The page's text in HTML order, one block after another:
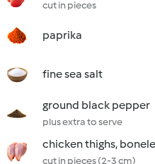
cut in pieces
paprika
fine sea salt
ground black pepper
plus extra to serve
chicken thighs,
cut in pieces (2-3 cm)